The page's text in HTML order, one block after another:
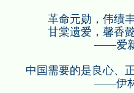
革命元勋，伟绩
甘棠遗爱，馨香懿
——爱新
中国需要的是良心、
——伊